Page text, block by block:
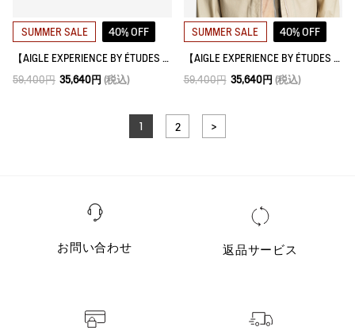
SUMMER SALE 40% OFF
【AIGLE EXPERIENCE BY ÉTUDES STUDIO】 透湿防水 2.5レイヤー 軽量ウインドブレーカー
59,400円 35,640円 (税込)
SUMMER SALE 40% OFF
【AIGLE EXPERIENCE BY ÉTUDES STUDIO】 透湿防水 2.5レイヤー 軽量ウインドブレーカー
59,400円 35,640円 (税込)
1 2 >
お問い合わせ 返品サービス